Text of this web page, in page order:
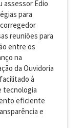
assessor Edio
para
reuniões para
entre os
na
da Ouvidoria
à
tecnologia
eficiente
e